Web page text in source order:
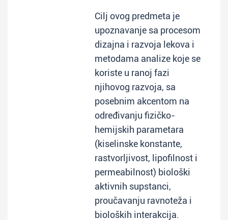
Cilj ovog predmeta je
upoznavanje sa procesom
dizajna i razvoja lekova i
metodama analize koje se
koriste u ranoj fazi
njihovog razvoja, sa
posebnim akcentom na
određivanju fizičko-
hemijskih parametara
(kiselinske konstante,
rastvorljivost, lipofilnost i
permeabilnost) biološki
aktivnih supstanci,
proučavanju ravnoteža i
bioloških interakcija.